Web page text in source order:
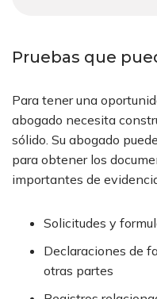
Pruebas que
Para tener una
abogado necesita
sólido. Su abogado
para obtener los
importantes de
Solicitudes y
Declaraciones de
otras partes